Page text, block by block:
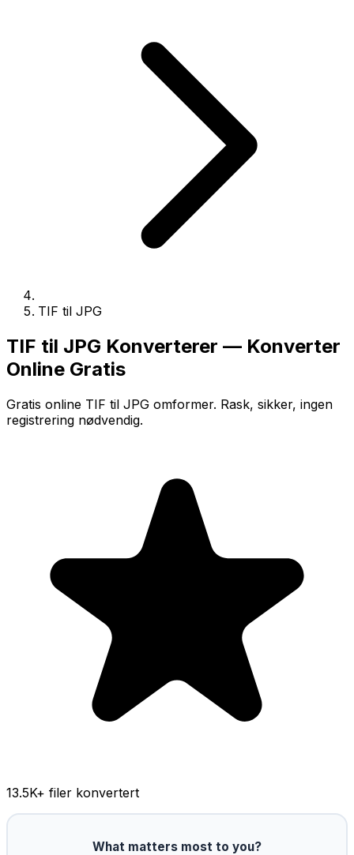
TIF til JPG
TIF til JPG Konverterer — Konverter
Online Gratis
Gratis online TIF til JPG omformer. Rask, sikker, ingen
registrering nødvendig.
13.5K+ filer konvertert
What matters most to you?